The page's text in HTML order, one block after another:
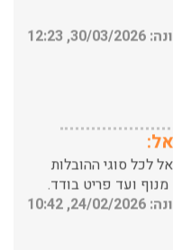
ועד פריט בודד.
10:42